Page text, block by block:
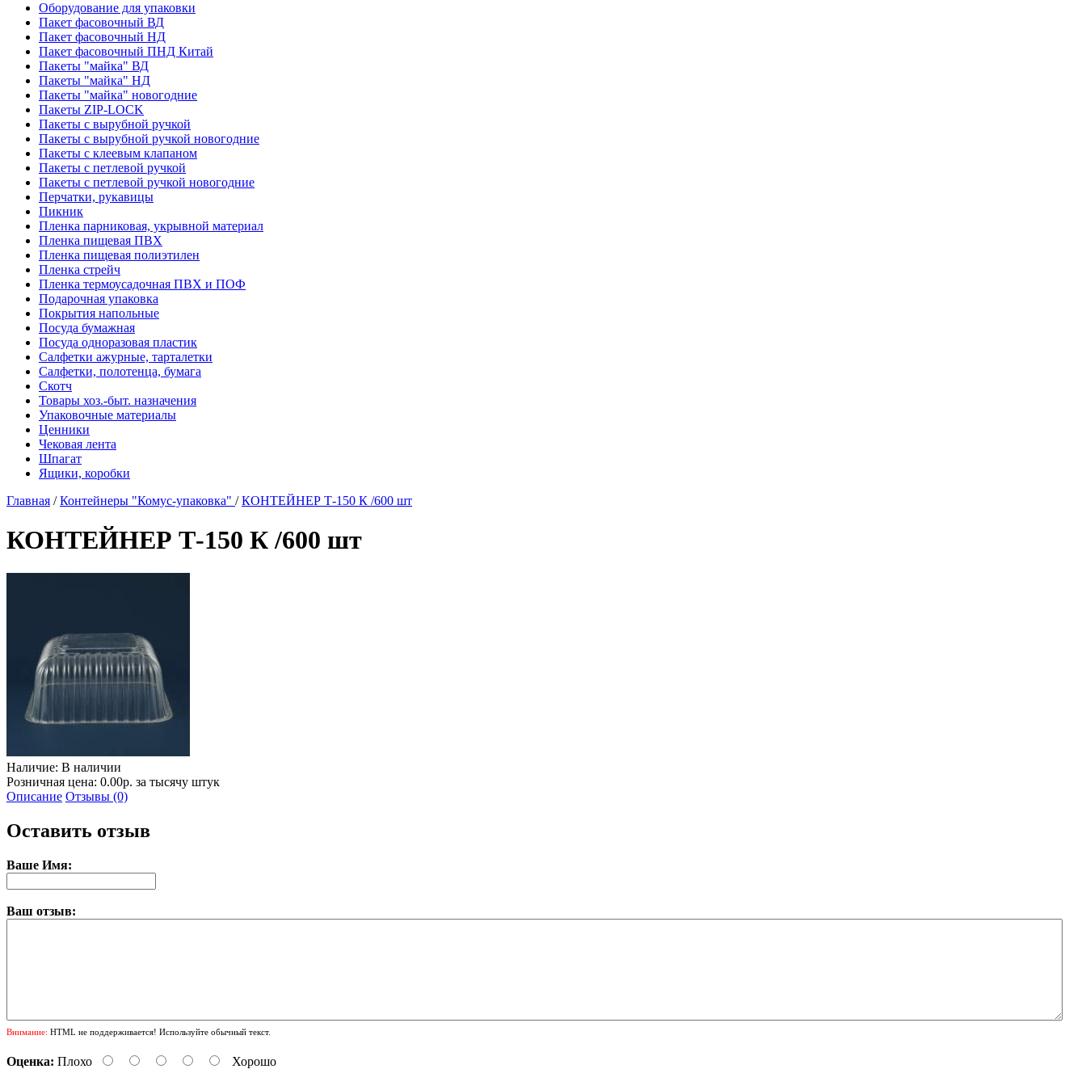
Оборудование для упаковки
Пакет фасовочный ВД
Пакет фасовочный НД
Пакет фасовочный ПНД Китай
Пакеты "майка" ВД
Пакеты "майка" НД
Пакеты "майка" новогодние
Пакеты ZIP-LOCK
Пакеты с вырубной ручкой
Пакеты с вырубной ручкой новогодние
Пакеты с клеевым клапаном
Пакеты с петлевой ручкой
Пакеты с петлевой ручкой новогодние
Перчатки, рукавицы
Пикник
Пленка парниковая, укрывной материал
Пленка пищевая ПВХ
Пленка пищевая полиэтилен
Пленка стрейч
Пленка термоусадочная ПВХ и ПОФ
Подарочная упаковка
Покрытия напольные
Посуда бумажная
Посуда одноразовая пластик
Салфетки ажурные, тарталетки
Салфетки, полотенца, бумага
Скотч
Товары хоз.-быт. назначения
Упаковочные материалы
Ценники
Чековая лента
Шпагат
Ящики, коробки
Главная /Контейнеры "Комус-упаковка" /КОНТЕЙНЕР Т-150 К /600 шт
КОНТЕЙНЕР Т-150 К /600 шт
Наличие: В наличии
Розничная цена: 0.00р. за тысячу штук
Описание Отзывы (0)
Оставить отзыв
Ваше Имя:
Ваш отзыв:
Внимание: HTML не поддерживается! Используйте обычный текст.
Оценка: Плохо Хорошо